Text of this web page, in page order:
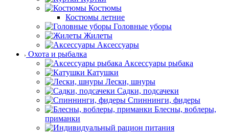
Костюмы
Костюмы летние
Головные уборы
Жилеты
Аксессуары
Охота и рыбалка
Аксессуары рыбака
Катушки
Лески, шнуры
Садки, подсачеки
Спиннинги, фидеры
Блесны, воблеры,
приманки